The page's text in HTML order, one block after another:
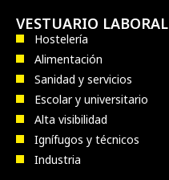
VESTUARIO LABORAL
Hostelería
Alimentación
Sanidad y servicios
Escolar y universitario
Alta visibilidad
Ignífugos y técnicos
Industria